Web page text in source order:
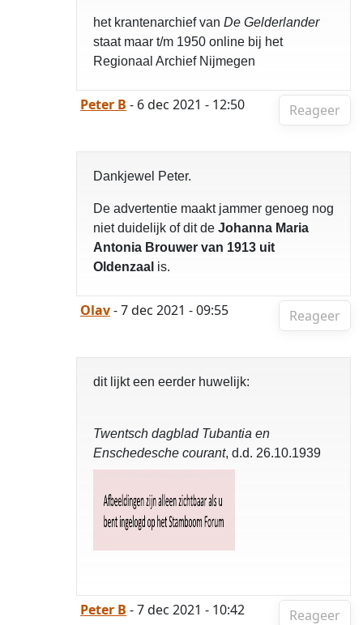
het krantenarchief van De Gelderlander
staat maar t/m 1950 online bij het
Regionaal Archief Nijmegen
Reageer
Peter B - 6 dec 2021 - 12:50
Dankjewel Peter.
De advertentie maakt jammer genoeg nog
niet duidelijk of dit de Johanna Maria
Antonia Brouwer van 1913 uit
Oldenzaal is.
Reageer
Olav- 7 dec 2021 - 09:55
dit lijkt een eerder huwelijk:
Twentsch dagblad Tubantia en
Enschedesche courant, d.d. 26.10.1939
Reageer
Peter B - 7 dec 2021 - 10:42